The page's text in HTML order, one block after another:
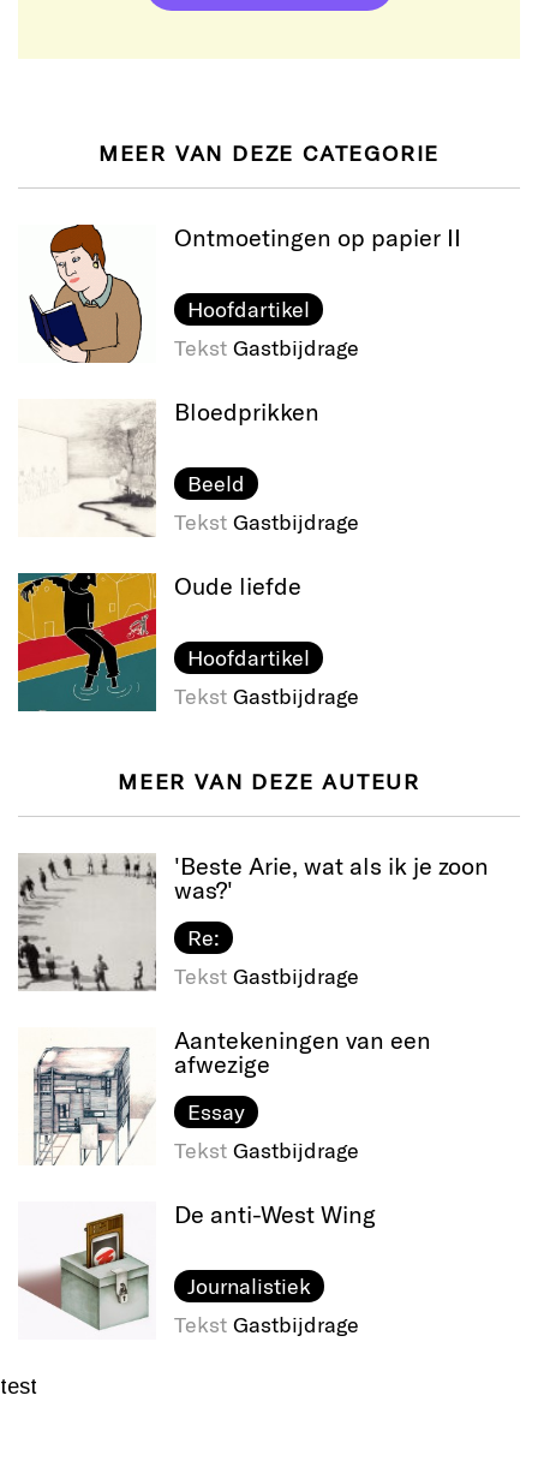
MEER VAN DEZE CATEGORIE
Ontmoetingen op papier II
Hoofdartikel
Tekst Gastbijdrage
Bloedprikken
Beeld
Tekst Gastbijdrage
Oude liefde
Hoofdartikel
Tekst Gastbijdrage
MEER VAN DEZE AUTEUR
'Beste Arie, wat als ik je zoon
was?'
Re:
Tekst Gastbijdrage
Aantekeningen van een
afwezige
Essay
Tekst Gastbijdrage
De anti-West Wing
Journalistiek
Tekst Gastbijdrage
test